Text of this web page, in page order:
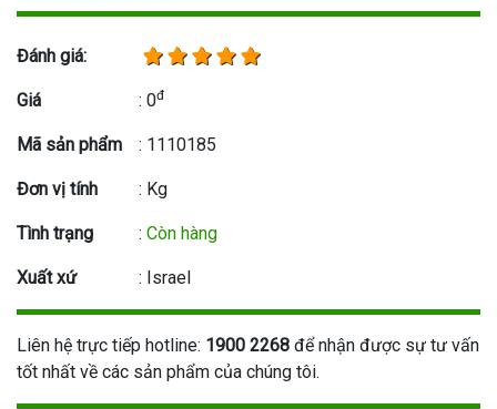
Đánh giá:
Giá : 0đ
Mã sản phẩm : 1110185
Đơn vị tính : Kg
Tình trạng : Còn hàng
Xuất xứ : Israel
Liên hệ trực tiếp hotline: 1900 2268 để nhận được sự tư vấn
tốt nhất về các sản phẩm của chúng tôi.